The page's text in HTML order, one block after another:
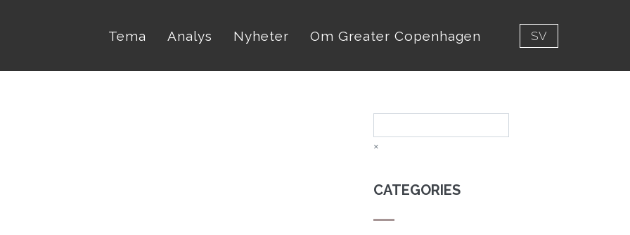
Tema Analys Nyheter Om Greater Copenhagen SV
×
CATEGORIES